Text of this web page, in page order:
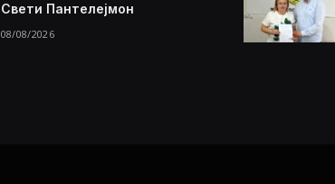
Свети Пантелејмон
08/08/2026